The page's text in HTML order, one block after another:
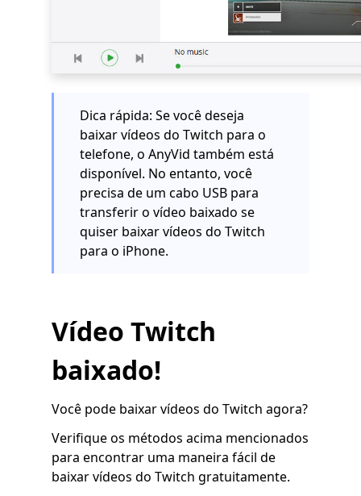
Dica rápida: Se você deseja
baixar vídeos do Twitch para o
telefone, o AnyVid também está
disponível. No entanto, você
precisa de um cabo USB para
transferir o vídeo baixado se
quiser baixar vídeos do Twitch
para o iPhone.
Vídeo Twitch
baixado!
Você pode baixar vídeos do Twitch agora?
Verifique os métodos acima mencionados
para encontrar uma maneira fácil de
baixar vídeos do Twitch gratuitamente.